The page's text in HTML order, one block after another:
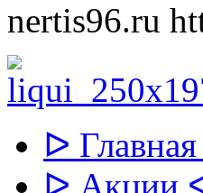
nertis96.ru
ᐅ